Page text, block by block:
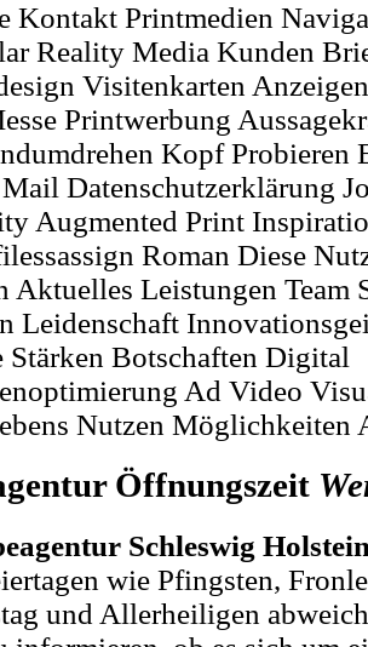
Kontakt Printmedien
Reality Media Kunden
Visitenkarten
Printwerbung
Kopf Probieren
Datenschutzerklärung
Augmented Print
Roman Diese
Aktuelles Leistungen Team
Leidenschaft
Stärken Botschaften Digital
Ad Video
Nutzen Möglichkeiten
Öffnungszeit
Schleswig
wie Pfingsten,
und Allerheiligen